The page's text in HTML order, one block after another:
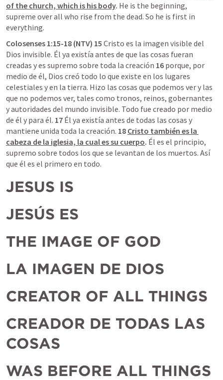
of the church, which is his body. He is the beginning,
supreme over all who rise from the dead. So he is first in
everything.
Colosenses 1:15-18 (NTV) 15 Cristo es la imagen visible del
Dios invisible. Él ya existía antes de que las cosas fueran
creadas y es supremo sobre toda la creación 16 porque, por
medio de él, Dios creó todo lo que existe en los lugares
celestiales y en la tierra. Hizo las cosas que podemos ver y las
que no podemos ver, tales como tronos, reinos, gobernantes
y autoridades del mundo invisible. Todo fue creado por medio
de él y para él. 17 Él ya existía antes de todas las cosas y
mantiene unida toda la creación. 18 Cristo también es la
cabeza de la iglesia, la cual es su cuerpo. Él es el principio,
supremo sobre todos los que se levantan de los muertos. Así
que él es el primero en todo.
JESUS IS
JESÚS ES
THE IMAGE OF GOD
LA IMAGEN DE DIOS
CREATOR OF ALL THINGS
CREADOR DE TODAS LAS
COSAS
WAS BEFORE ALL THINGS